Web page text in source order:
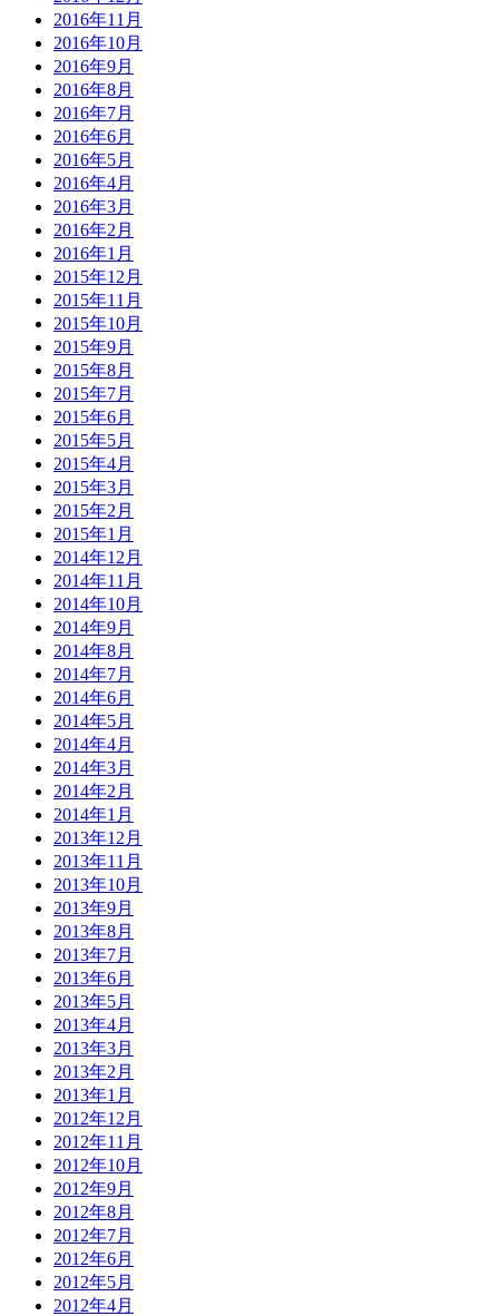
2016年11月
2016年10月
2016年9月
2016年8月
2016年7月
2016年6月
2016年5月
2016年4月
2016年3月
2016年2月
2016年1月
2015年12月
2015年11月
2015年10月
2015年9月
2015年8月
2015年7月
2015年6月
2015年5月
2015年4月
2015年3月
2015年2月
2015年1月
2014年12月
2014年11月
2014年10月
2014年9月
2014年8月
2014年7月
2014年6月
2014年5月
2014年4月
2014年3月
2014年2月
2014年1月
2013年12月
2013年11月
2013年10月
2013年9月
2013年8月
2013年7月
2013年6月
2013年5月
2013年4月
2013年3月
2013年2月
2013年1月
2012年12月
2012年11月
2012年10月
2012年9月
2012年8月
2012年7月
2012年6月
2012年5月
2012年4月